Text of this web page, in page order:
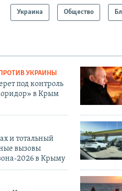
Украина Общество
УКРАИНЫ
под контроль
в Крым
и тотальный
вызовы
2026 в Крыму